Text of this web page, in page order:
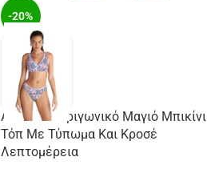
-20%
Aztec Mix Τριγωνικό Μαγιό Μπικίνι
Τόπ Με Τύπωμα Και Κροσέ
Λεπτομέρεια